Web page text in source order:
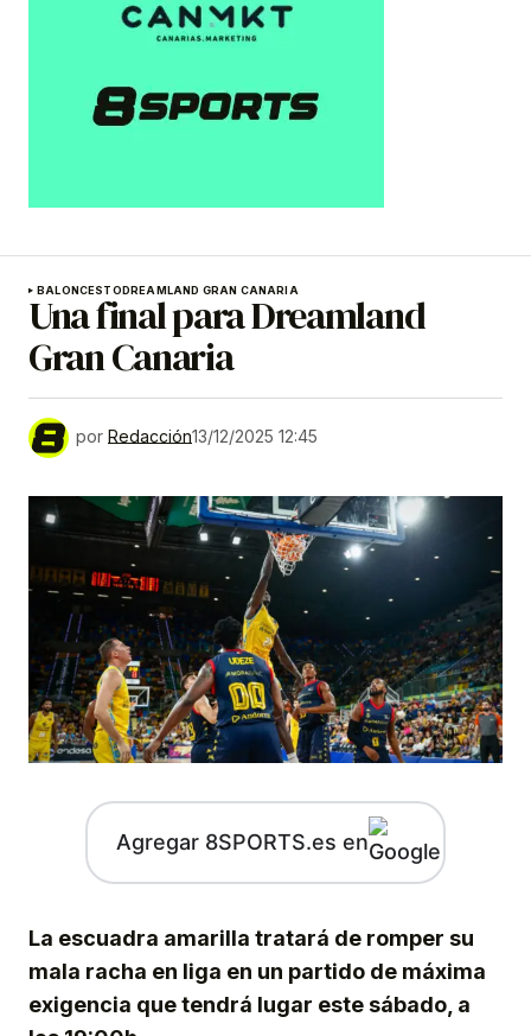
BALONCESTODREAMLAND GRAN CANARIA
Una final para Dreamland
Gran Canaria
por Redacción13/12/2025 12:45
Agregar 8SPORTS.es en
La escuadra amarilla tratará de romper su
mala racha en liga en un partido de máxima
exigencia que tendrá lugar este sábado, a